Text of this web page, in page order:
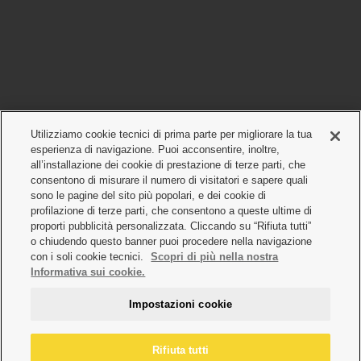
Utilizziamo cookie tecnici di prima parte per migliorare la tua
esperienza di navigazione. Puoi acconsentire, inoltre,
all’installazione dei cookie di prestazione di terze parti, che
consentono di misurare il numero di visitatori e sapere quali
sono le pagine del sito più popolari, e dei cookie di
profilazione di terze parti, che consentono a queste ultime di
proporti pubblicità personalizzata. Cliccando su “Rifiuta tutti”
o chiudendo questo banner puoi procedere nella navigazione
con i soli cookie tecnici.
Scopri di più nella nostra
Informativa sui cookie.
Impostazioni cookie
Rifiuta tutti